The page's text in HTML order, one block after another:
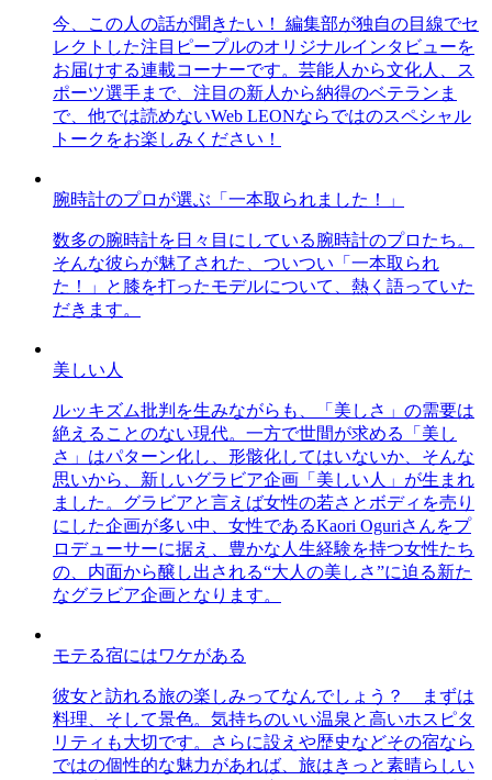
今、この人の話が聞きたい！ 編集部が独自の目線でセ
レクトした注目ピープルのオリジナルインタビューを
お届けする連載コーナーです。芸能人から文化人、ス
ポーツ選手まで、注目の新人から納得のベテランま
で、他では読めないWeb LEONならではのスペシャル
トークをお楽しみください！
腕時計のプロが選ぶ「一本取られました！」
数多の腕時計を日々目にしている腕時計のプロたち。
そんな彼らが魅了された、ついつい「一本取られ
た！」と膝を打ったモデルについて、熱く語っていた
だきます。
美しい人
ルッキズム批判を生みながらも、「美しさ」の需要は
絶えることのない現代。一方で世間が求める「美し
さ」はパターン化し、形骸化してはいないか、そんな
思いから、新しいグラビア企画「美しい人」が生まれ
ました。グラビアと言えば女性の若さとボディを売り
にした企画が多い中、女性であるKaori Oguriさんをプ
ロデューサーに据え、豊かな人生経験を持つ女性たち
の、内面から醸し出される“大人の美しさ”に迫る新た
なグラビア企画となります。
モテる宿にはワケがある
彼女と訪れる旅の楽しみってなんでしょう？ まずは
料理、そして景色。気持ちのいい温泉と高いホスピタ
リティも大切です。さらに設えや歴史などその宿なら
ではの個性的な魅力があれば、旅はきっと素晴らしい